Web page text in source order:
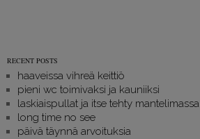
RECENT POSTS
haaveissa vihreä keittiö
pieni wc toimivaksi ja kauniiksi
laskiaispullat ja itse tehty mantelimassa
long time no see
päivä täynnä arvoituksia